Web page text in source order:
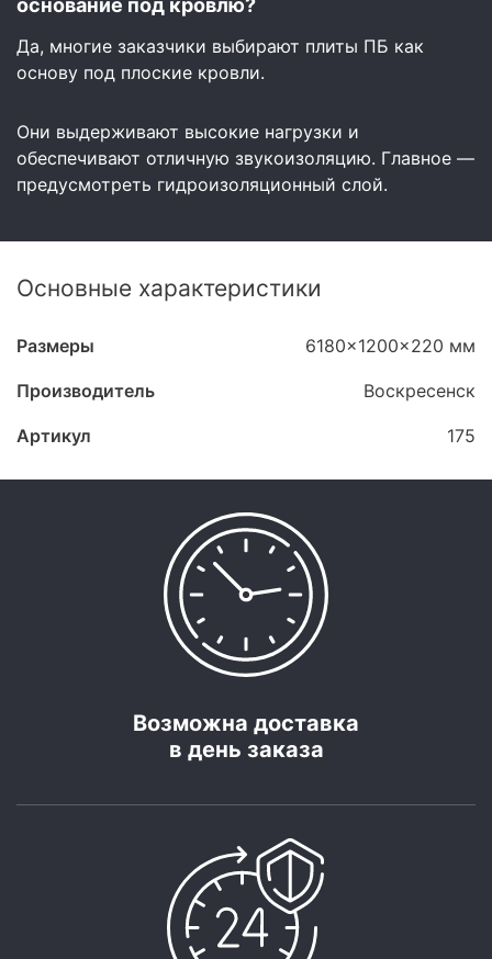
основание под кровлю?
Да, многие заказчики выбирают плиты ПБ как
основу под плоские кровли.
Они выдерживают высокие нагрузки и
обеспечивают отличную звукоизоляцию. Главное —
предусмотреть гидроизоляционный слой.
Основные характеристики
Размеры 6180x1200x220 мм
Производитель Воскресенск
Артикул 175
Возможна доставка
в день заказа